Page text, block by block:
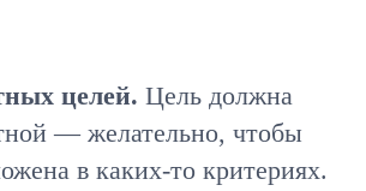
целей. Цель должна
— желательно, чтобы
в каких-то критериях.